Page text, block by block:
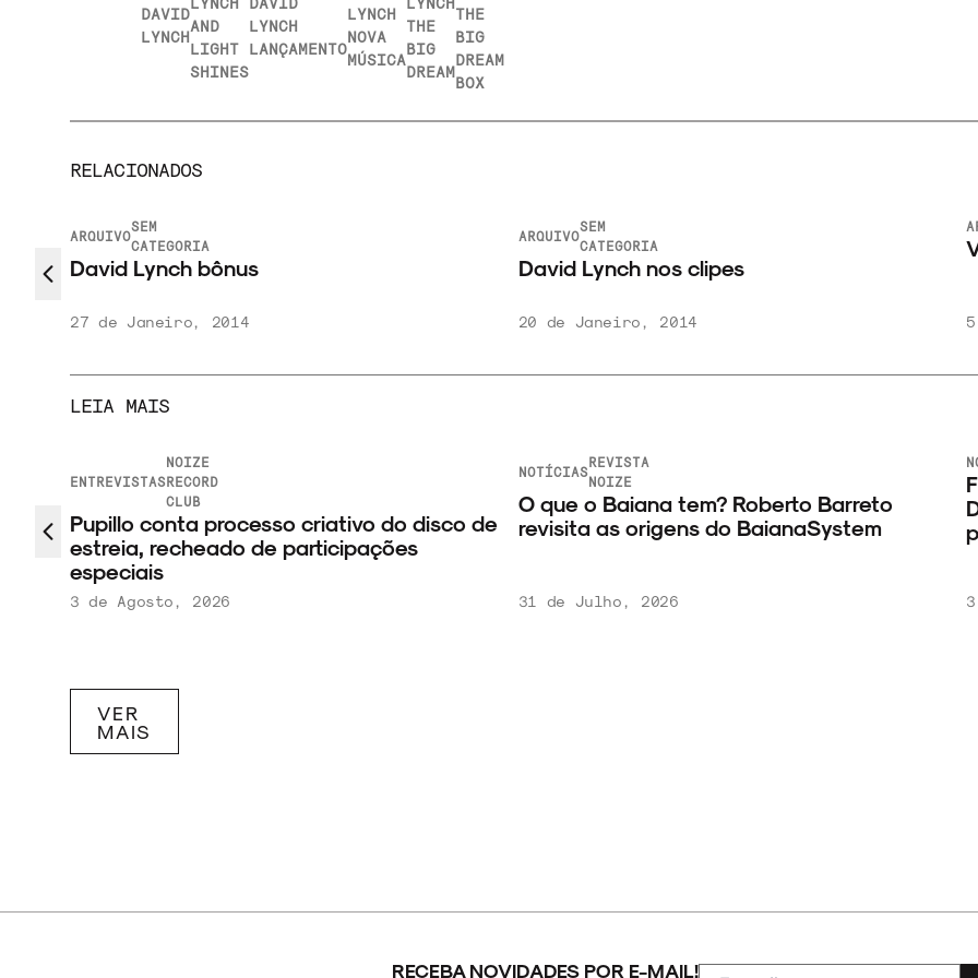
DAVID
LYNCH
AND
LIGHT
SHINES
LYNCH
LANÇAMENTO
LYNCH
NOVA
MÚSICA
THE
BIG
DREAM
THE
BIG
DREAM
BOX
RELACIONADOS
LEIA MAIS
Filosofia
David
pensadores
3 de Agosto,
RECORD
conta processo criativo do disco de
recheado de participações
2026
O que o Baiana tem? Roberto Barreto
revisita as origens do BaianaSystem
31 de Julho, 2026
VER
MAIS
RECEBA NOVIDADES POR E-MAIL!